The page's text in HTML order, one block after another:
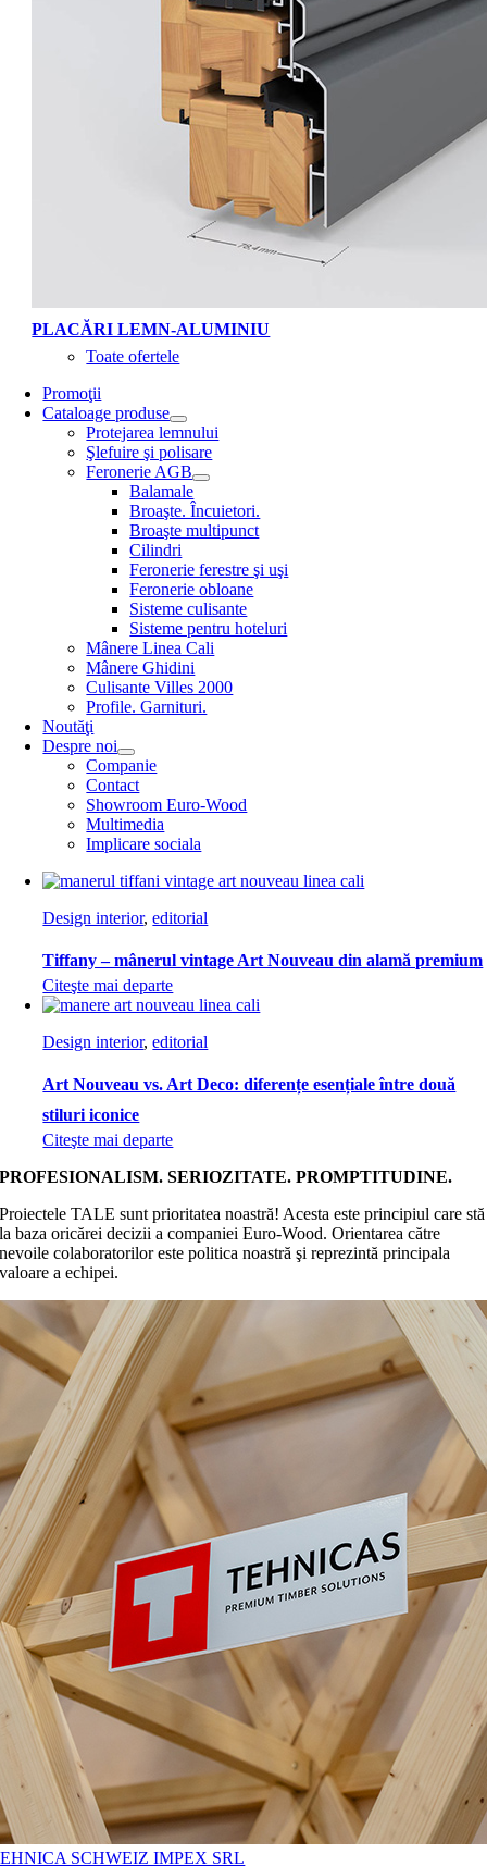
PLACĂRI LEMN-ALUMINIU
Toate ofertele
Promoţii
Cataloage produse
Protejarea lemnului
Şlefuire şi polisare
Feronerie AGB
Balamale
Broaşte. Încuietori.
Broaşte multipunct
Cilindri
Feronerie ferestre şi uşi
Feronerie obloane
Sisteme culisante
Sisteme pentru hoteluri
Mânere Linea Cali
Mânere Ghidini
Culisante Villes 2000
Profile. Garnituri.
Noutăţi
Despre noi
Companie
Contact
Showroom Euro-Wood
Multimedia
Implicare sociala
Design interior,editorial
Tiffany – mânerul vintage Art Nouveau din alamă premium
Citeşte mai departe
Design interior,editorial
Art Nouveau vs. Art Deco: diferențe esențiale între două
stiluri iconice
Citeşte mai departe
PROFESIONALISM. SERIOZITATE. PROMPTITUDINE.
Proiectele TALE sunt prioritatea noastră! Acesta este principiul care stă
la baza oricărei decizii a companiei Euro-Wood. Orientarea către
nevoile colaboratorilor este politica noastră şi reprezintă principala
valoare a echipei.
SCHWEIZ IMPEX SRL